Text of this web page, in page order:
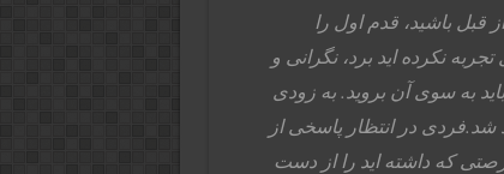
قبل باشید، قدم اول را
نکرده اید برد، نگرانی و
به سوی آن بروید. به زودی
در انتظار پاسخی از
که داشته اید را از دست